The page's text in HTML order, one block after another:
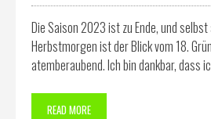
Die Saison 2023 ist zu Ende, und
Herbstmorgen ist der Blick vom 18.
atemberaubend. Ich bin dankbar, dass
READ MORE